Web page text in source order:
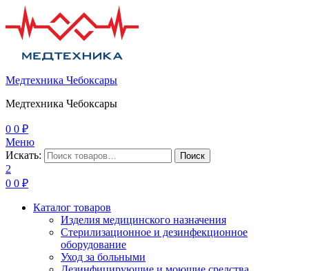
Медтехника Чебоксары
Медтехника Чебоксары
0 0 ₽
Меню
Искать:
Поиск
2
0 0 ₽
Каталог товаров
Изделия медицинского назначения
Стерилизационное и дезинфекционное
оборудование
Уход за больными